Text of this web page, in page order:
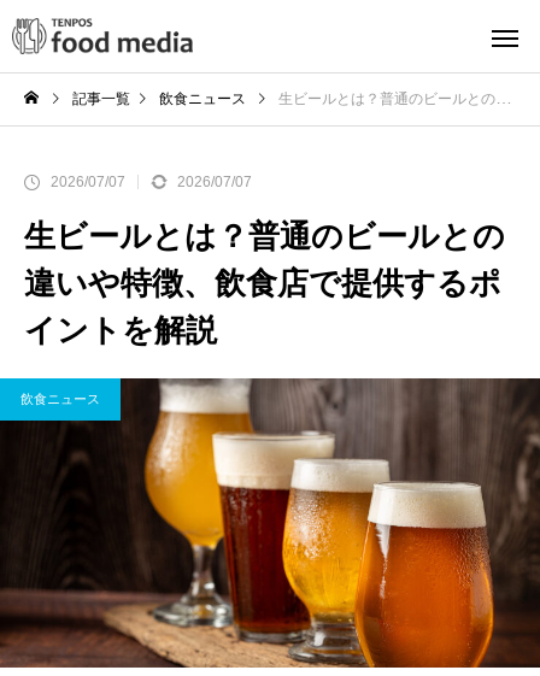
記事一覧 飲食ニュース 生ビールとは？普通のビールとの違いや特徴、飲食店で提供するポイントを解説
2026/07/07 2026/07/07
生ビールとは？普通のビールとの
違いや特徴、飲食店で提供するポ
イントを解説
飲食ニュース